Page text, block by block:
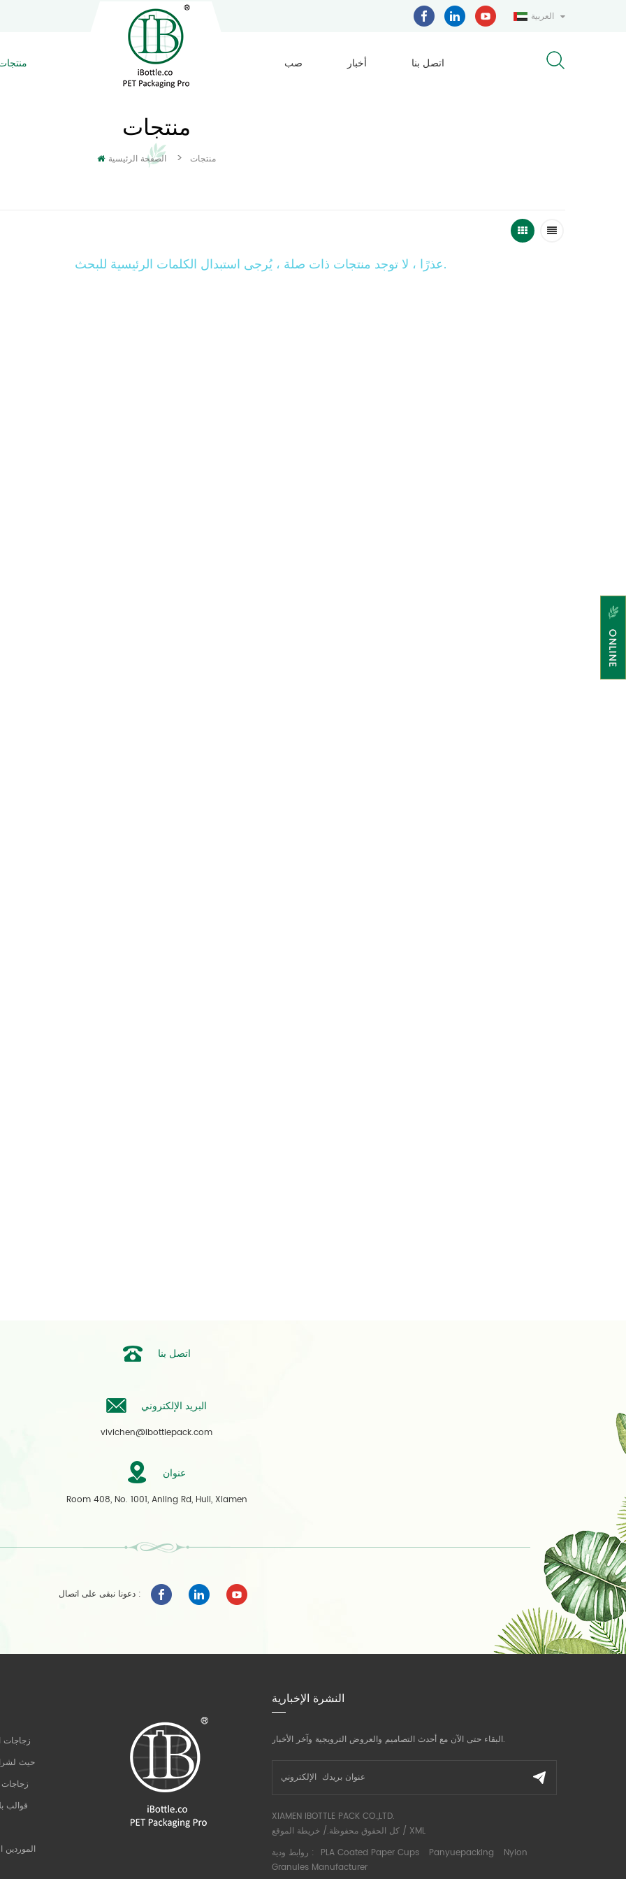
العربية
صب أخبار اتصل بنا
منتجات
الصفحة الرئيسية > منتجات
عذرًا ، لا توجد منتجات ذات صلة ، يُرجى استبدال الكلمات الرئيسية للبحث.
اتصل بنا
البريد الإلكتروني
vivichen@ibottlepack.com
عنوان
Room 408, No. 1001, Anling Rd, Huli, Xiamen
دعونا نبقى على اتصال :
زجاجات
حيث
زجاجات
قوالب
الموردين
النشرة الإخبارية
البقاء حتى الآن مع أحدث التصاميم والعروض الترويجية وآخر الأخبار.
XIAMEN IBOTTLE PACK CO.,LTD.
كل الحقوق محفوظة./ خريطة الموقع / XML
روابط ودية :
PLA Coated Paper Cups Panyuepacking
Nylon
Granules Manufacturer